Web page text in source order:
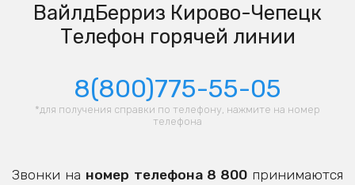
ВайлдБерриз Кирово-Чепецк
Телефон горячей линии
8(800)775-55-05
*для получения справки по телефону, нажмите на номер
телефона
Звонки на номер телефона 8 800принимаются